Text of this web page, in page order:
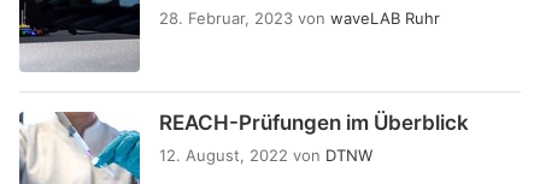
28. Februar, 2023 von waveLAB Ruhr
REACH-Prüfungen im Überblick
12. August, 2022 von DTNW